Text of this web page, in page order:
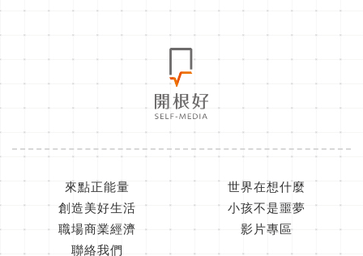
來點正能量
世界在想什麼
創造美好生活
小孩不是噩夢
職場商業經濟
影片專區
聯絡我們